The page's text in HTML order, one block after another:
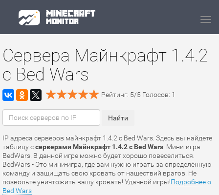
Сервера Майнкрафт 1.4.2
с Bed Wars
Рейтинг: 5/5 Голосов: 1
IP адреса серверов майнкрафт 1.4.2 с Bed Wars. Здесь вы найдете
таблицу ссерверами Майнкрафт 1.4.2 с Bed Wars . Мини-игра
BedWars. В данной игре можно будет хорошо повеселиться.
BedWars - Это мини-игра, где вам нужно играть за определённую
команду и защищать свою кровать от нашествий врагов. Не
позвольте уничтожить вашу кровать! Удачной игры!Подробнее о
Bed Wars